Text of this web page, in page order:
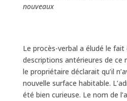
nouveaux
Le procès-verbal a éludé le
descriptions antérieures de ce
le propriétaire déclarait qu’il
nouvelle surface habitable.
été bien curieuse. Le nom de